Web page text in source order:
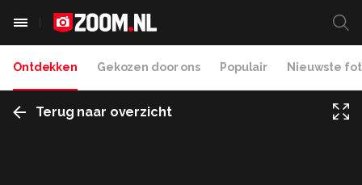
Ontdekken Gekozen door ons Populair Nieuwste
Terug naar overzicht